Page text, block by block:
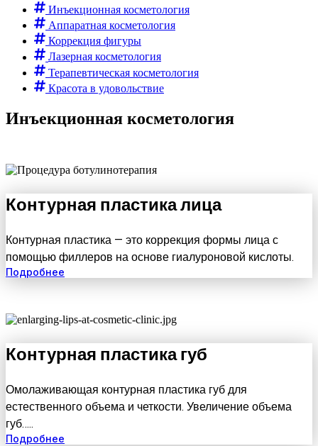
Инъекционная косметология
Аппаратная косметология
Коррекция фигуры
Лазерная косметология
Терапевтическая косметология
Красота в удовольствие
Инъекционная косметология
Контурная пластика лица
Контурная пластика — это коррекция формы лица с
помощью филлеров на основе гиалуроновой кислоты.
Подробнее
Контурная пластика губ
Омолаживающая контурная пластика губ для
естественного объема и четкости. Увеличение объема
губ…..
Подробнее